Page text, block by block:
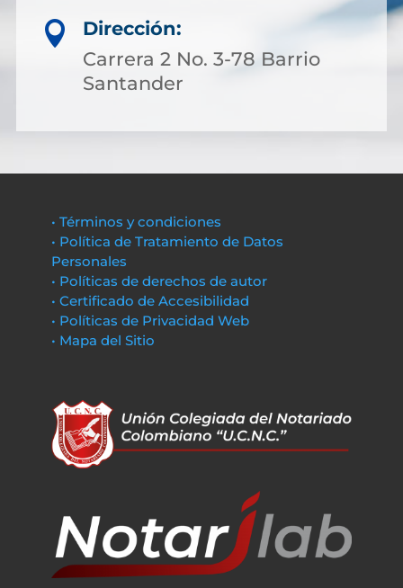

Dirección:
Carrera 2 No. 3-78 Barrio
Santander
• Términos y condiciones
• Política de Tratamiento de Datos
Personales
• Políticas de derechos de autor
• Certificado de Accesibilidad
• Políticas de Privacidad Web
• Mapa del Sitio